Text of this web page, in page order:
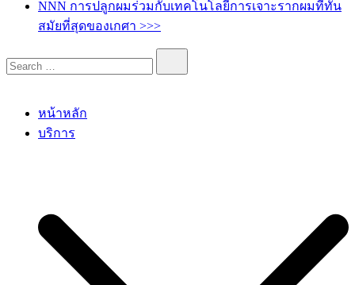
NNN การปลูกผมร่วมกับเทคโนโลยีการเจาะรากผมทีทัน
สมัยที่สุดของเกศา >>>
หน้าหลัก
บริการ